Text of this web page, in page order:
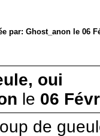
par: Ghost_anon le 06
oui
le 06
de